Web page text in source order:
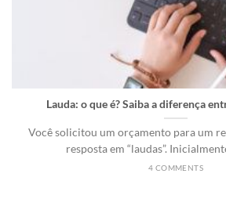
Lauda: o que é? Saiba a diferença
Você solicitou um orçamento para um
resposta em “laudas”.
4 COMMENTS